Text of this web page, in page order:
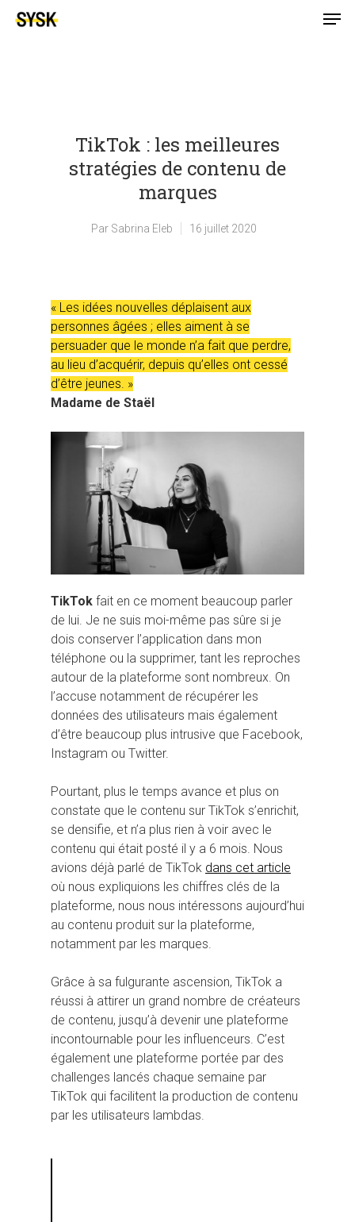
TikTok : les meilleures
stratégies de contenu de
marques
Par Sabrina Eleb 16 juillet 2020
« Les idées nouvelles déplaisent aux
personnes âgées ; elles aiment à se
persuader que le monde n’a fait que perdre,
au lieu d’acquérir, depuis qu’elles ont cessé
d’être jeunes. »
Madame de Staël
TikTok fait en ce moment beaucoup parler
de lui. Je ne suis moi-même pas sûre si je
dois conserver l’application dans mon
téléphone ou la supprimer, tant les reproches
autour de la plateforme sont nombreux. On
l’accuse notamment de récupérer les
données des utilisateurs mais également
d’être beaucoup plus intrusive que Facebook,
Instagram ou Twitter.
Pourtant, plus le temps avance et plus on
constate que le contenu sur TikTok s’enrichit,
se densifie, et n’a plus rien à voir avec le
contenu qui était posté il y a 6 mois. Nous
avions déjà parlé de TikTok dans cet article
où nous expliquions les chiffres clés de la
plateforme, nous nous intéressons aujourd’hui
au contenu produit sur la plateforme,
notamment par les marques.
Grâce à sa fulgurante ascension, TikTok a
réussi à attirer un grand nombre de créateurs
de contenu, jusqu’à devenir une plateforme
incontournable pour les influenceurs. C’est
également une plateforme portée par des
challenges lancés chaque semaine par
TikTok qui facilitent la production de contenu
par les utilisateurs lambdas.